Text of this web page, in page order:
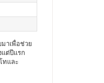
าเพื่อช่วย
ต่ปีแรก
ทและ